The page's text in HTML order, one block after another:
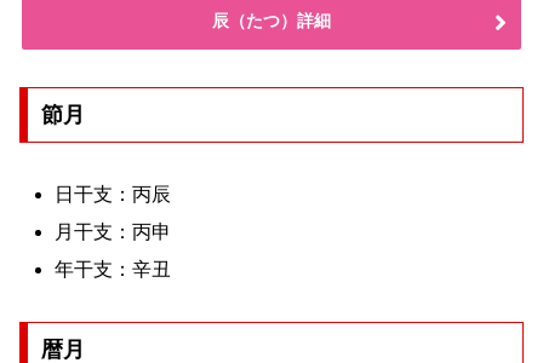
辰（たつ）詳細
節月
日干支：丙辰
月干支：丙申
年干支：辛丑
暦月